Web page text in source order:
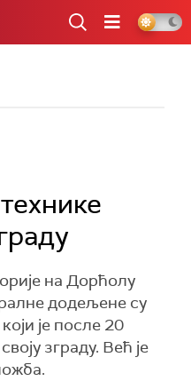
на Дорћолу
додељене су
је после 20
зграду. Већ је